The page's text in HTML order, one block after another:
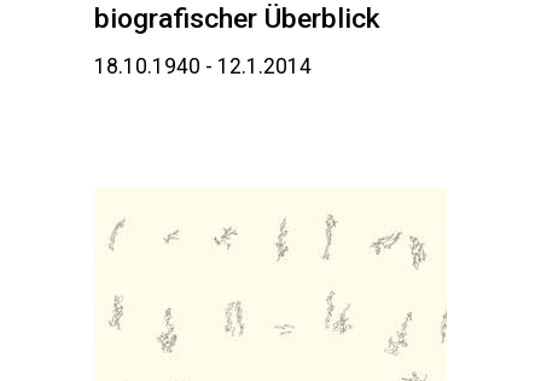
biografischer Überblick
18.10.1940 - 12.1.2014